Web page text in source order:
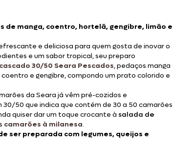
de manga, coentro, hortelã, gengibre, limão e
e deliciosa para quem gosta de inovar o
e um sabor tropical, seu preparo
30/50 Seara Pescados, pedaços manga
e gengibre, compondo um prato colorido e
da Seara já vêm pré-cozidos e
50 que indica que contém de 30 a 50 camarões
quiser dar um toque crocante à salada de
camarões à milanesa.
ser preparada com legumes, queijos e